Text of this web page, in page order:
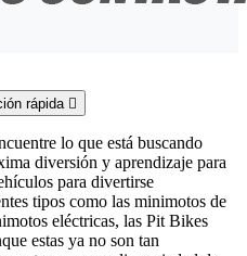
rápida 
lo que está buscando
diversión y aprendizaje para
para divertirse
tipos como las minimotos de
eléctricas, las Pit Bikes
estas ya no son tan